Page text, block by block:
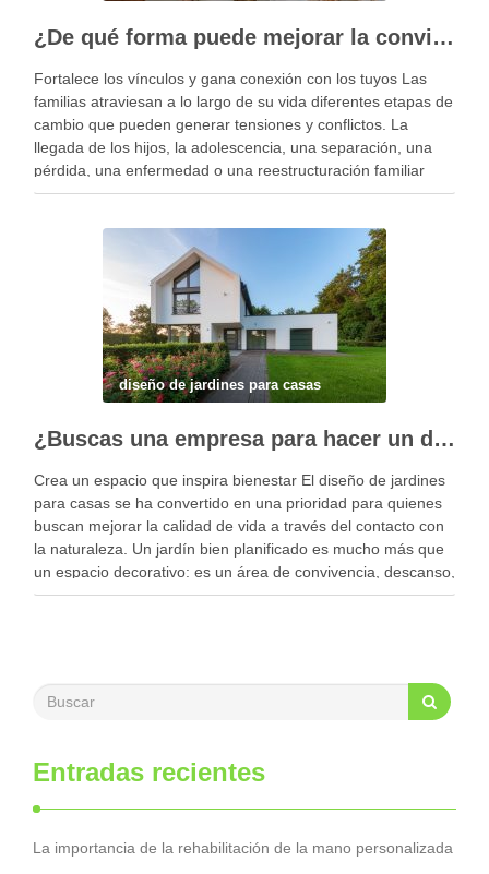
¿De qué forma puede mejorar la convivencia la terapia familiar?
Fortalece los vínculos y gana conexión con los tuyos Las
familias atraviesan a lo largo de su vida diferentes etapas de
cambio que pueden generar tensiones y conflictos. La
llegada de los hijos, la adolescencia, una separación, una
pérdida, una enfermedad o una reestructuración familiar
pueden alterar el equilibrio del …
diseño de jardines para casas
¿Buscas una empresa para hacer un diseño profesional de jardines en tu casa?
Crea un espacio que inspira bienestar El diseño de jardines
para casas se ha convertido en una prioridad para quienes
buscan mejorar la calidad de vida a través del contacto con
la naturaleza. Un jardín bien planificado es mucho más que
un espacio decorativo: es un área de convivencia, descanso,
…
Entradas recientes
La importancia de la rehabilitación de la mano personalizada